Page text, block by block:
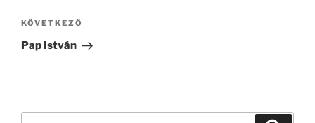
Következő
bejegyzés
KÖVETKEZŐ
Pap István